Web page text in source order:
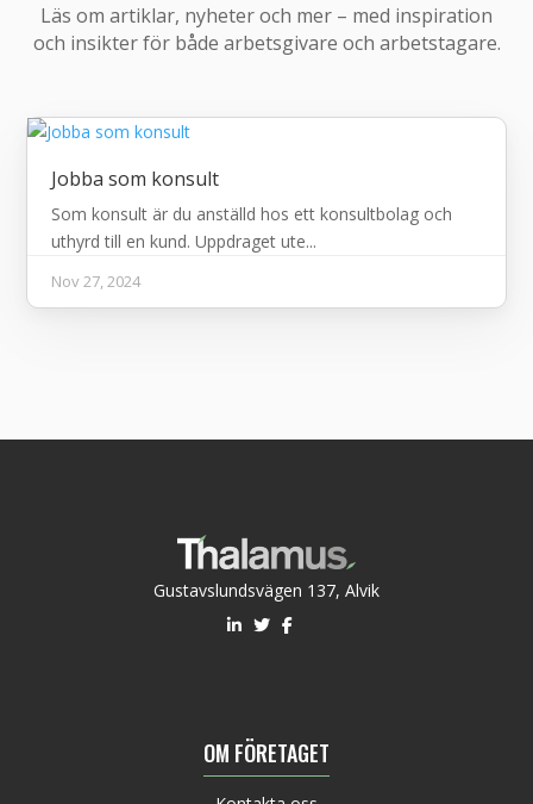
Läs om artiklar, nyheter och mer – med inspiration
och insikter för både arbetsgivare och arbetstagare.
Jobba som konsult
Nov 27, 2024
Som konsult är du anställd hos ett konsultbolag och
uthyrd till en kund. Uppdraget ute...
Gustavslundsvägen 137, Alvik
OM FÖRETAGET